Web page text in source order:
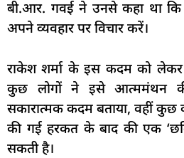
बी.आर. गवई ने उनसे कहा था
अपने व्यवहार पर विचार करें।
राकेश शर्मा के इस कदम को लेकर
कुछ लोगों ने इसे आत्ममंथन
सकारात्मक कदम बताया, वहीं कुछ
की गई हरकत के बाद की एक
सकती है।